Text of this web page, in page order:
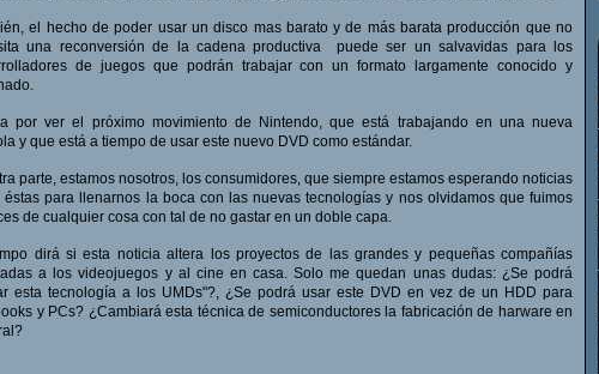
el hecho de poder usar un disco mas barato y de más barata producción que no
una reconversión de la cadena productiva puede ser un salvavidas para los
de juegos que podrán trabajar con un formato largamente conocido y
por ver el próximo movimiento de Nintendo, que está trabajando en una nueva
y que está a tiempo de usar este nuevo DVD como estándar.
parte, estamos nosotros, los consumidores, que siempre estamos esperando noticias
éstas para llenarnos la boca con las nuevas tecnologías y nos olvidamos que fuimos
de cualquier cosa con tal de no gastar en un doble capa.
dirá si esta noticia altera los proyectos de las grandes y pequeñas compañías
a los videojuegos y al cine en casa. Solo me quedan unas dudas: ¿Se podrá
esta tecnología a los UMDs"?, ¿Se podrá usar este DVD en vez de un HDD para
y PCs? ¿Cambiará esta técnica de semiconductores la fabricación de harware en